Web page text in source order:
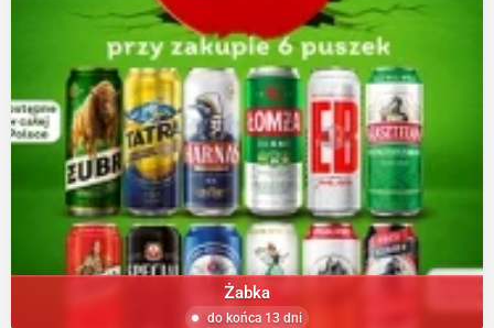
Żabka
do końca 13 dni